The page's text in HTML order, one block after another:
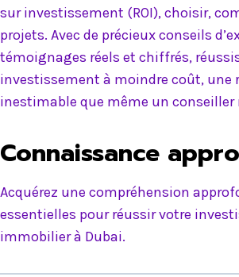
sur investissement (ROI), choisir,
projets. Avec de précieux conseils
témoignages réels et chiffrés,
investissement à moindre coût, une
inestimable que même un conseiller
Connaissance
Acquérez une compréhension
essentielles pour réussir votre
immobilier à Dubai.